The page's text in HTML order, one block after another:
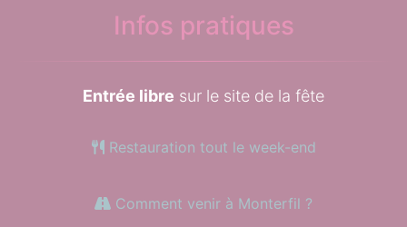
Infos pratiques
Entrée libre sur le site de la fête
Restauration tout le week-end
Comment venir à Monterfil ?